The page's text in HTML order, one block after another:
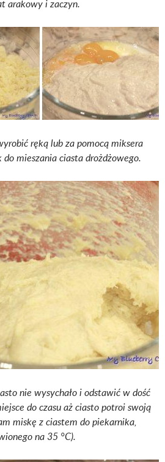
arakowy i zaczyn.
ręką lub za pomocą miksera
mieszania ciasta drożdżowego.
nie wysychało i odstawić w dość
do czasu aż ciasto potroi swoją
miskę z ciastem do piekarnika,
na 35 °C).